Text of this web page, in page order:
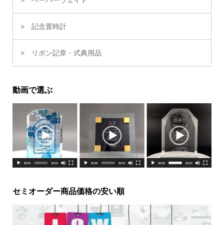
記念置時計
リボン記章・式典用品
動画で選ぶ
セミオーダー商品価格の安い順